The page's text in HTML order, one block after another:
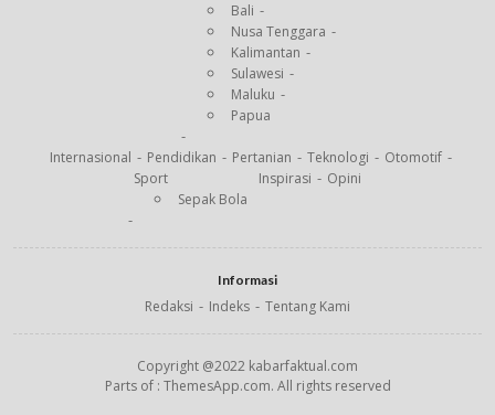
Bali
Nusa Tenggara
Kalimantan
Sulawesi
Maluku
Papua
Internasional Pendidikan Pertanian Teknologi
Otomotif
Sport
Sepak Bola
Inspirasi Opini
Informasi
Redaksi Indeks Tentang Kami
Copyright @2022 kabarfaktual.com
Parts of : ThemesApp.com. All rights reserved